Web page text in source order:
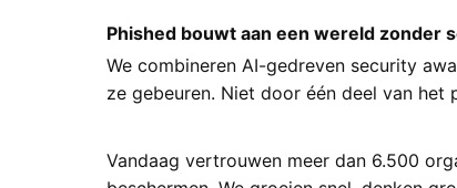
Phished bouwt aan een wereld
We combineren AI-gedreven security
ze gebeuren. Niet door één deel van
Vandaag vertrouwen meer dan 6.500